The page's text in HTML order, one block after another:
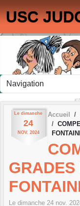
USC
Le dimanche
24
NOV. 2024
Accueil
GRADES
Le dimanche 24 nov.